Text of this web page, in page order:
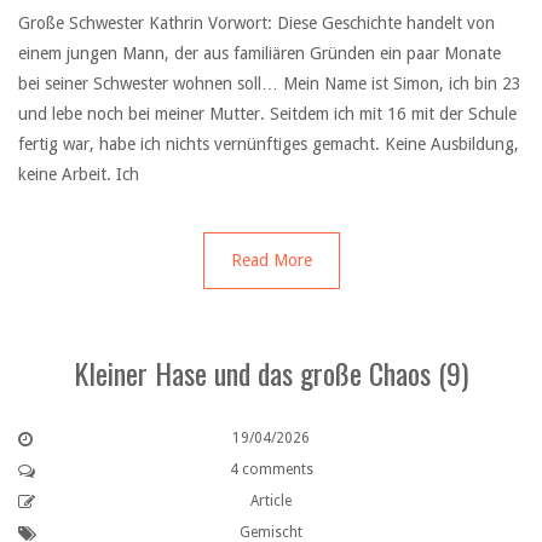
Große Schwester Kathrin Vorwort: Diese Geschichte handelt von
einem jungen Mann, der aus familiären Gründen ein paar Monate
bei seiner Schwester wohnen soll… Mein Name ist Simon, ich bin 23
und lebe noch bei meiner Mutter. Seitdem ich mit 16 mit der Schule
fertig war, habe ich nichts vernünftiges gemacht. Keine Ausbildung,
keine Arbeit. Ich
Read More
Kleiner Hase und das große Chaos (9)
19/04/2026
4 comments
Article
Gemischt